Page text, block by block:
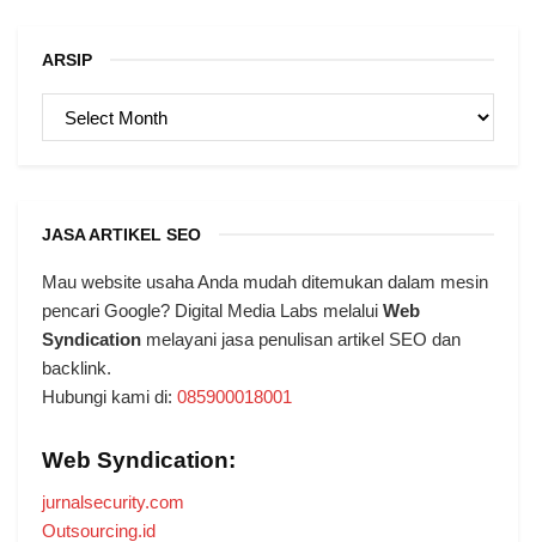
ARSIP
JASA ARTIKEL SEO
Mau website usaha Anda mudah ditemukan dalam mesin
pencari Google? Digital Media Labs melalui Web
Syndication melayani jasa penulisan artikel SEO dan
backlink.
Hubungi kami di: 085900018001
Web Syndication:
jurnalsecurity.com
Outsourcing.id